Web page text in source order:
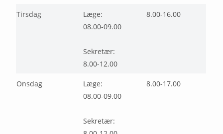
Tirsdag
Læge:
08.00-09.00
Sekretær:
8.00-12.00
8.00-16.00
Onsdag
Læge:
08.00-09.00
Sekretær:
8.00-17.00